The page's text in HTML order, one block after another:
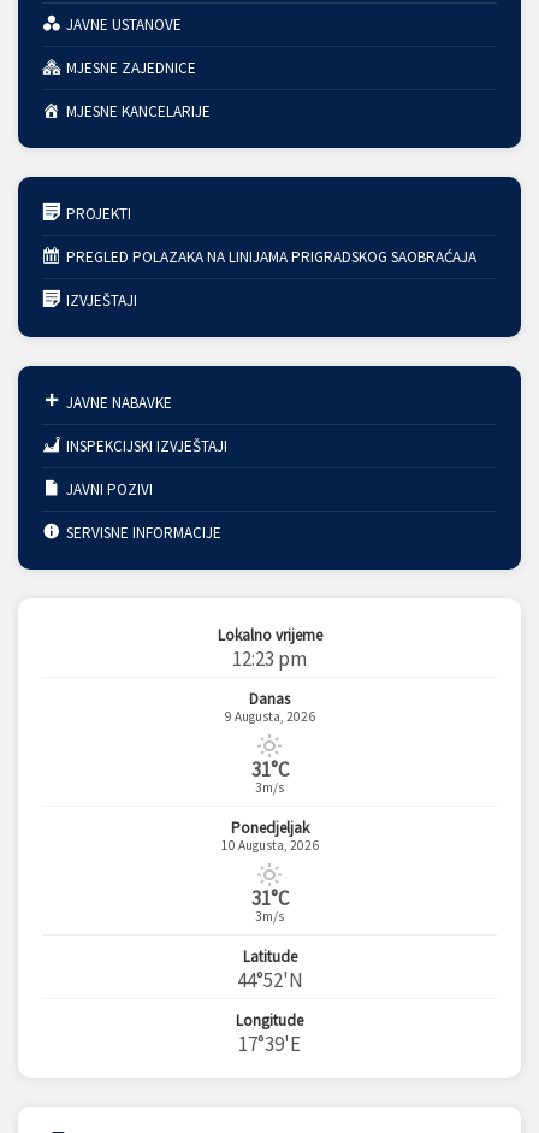
JAVNE USTANOVE
MJESNE ZAJEDNICE
MJESNE KANCELARIJE
PROJEKTI
PREGLED POLAZAKA NA LINIJAMA PRIGRADSKOG SAOBRAĆAJA
IZVJEŠTAJI
JAVNE NABAVKE
INSPEKCIJSKI IZVJEŠTAJI
JAVNI POZIVI
SERVISNE INFORMACIJE
Lokalno vrijeme
12:23 pm
Danas
9 Augusta, 2026
31°C
3m/s
Ponedjeljak
10 Augusta, 2026
31°C
3m/s
Latitude
44°52'N
Longitude
17°39'E